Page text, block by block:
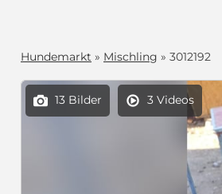
Hundemarkt » Mischling » 3012192
 13 Bilder  3 Videos